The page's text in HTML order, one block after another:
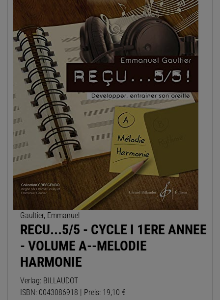
Gaultier, Emmanuel
RECU...5/5 - CYCLE I 1ERE ANNEE
- VOLUME A--MELODIE
HARMONIE
Verlag: BILLAUDOT
ISBN: 0043086918 | Preis: 19,10 €